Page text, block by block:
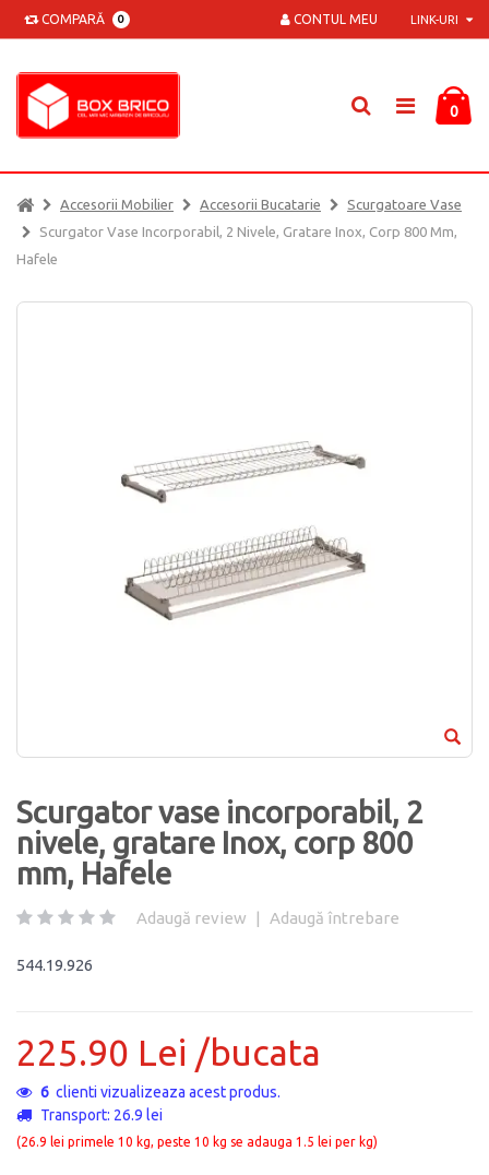
COMPARĂ 0 LINK-URI
CONTUL MEU
0
Accesorii Mobilier Accesorii Bucatarie
Scurgatoare Vase
Scurgator Vase Incorporabil, 2 Nivele, Gratare Inox, Corp 800 Mm,
Hafele
Scurgator vase incorporabil, 2
nivele, gratare Inox, corp 800
mm, Hafele
Adaugă review | Adaugă întrebare
544.19.926
225.90 Lei /bucata
6 clienti vizualizeaza acest produs.
Transport: 26.9 lei
(26.9 lei primele 10 kg, peste 10 kg se adauga 1.5 lei per kg)